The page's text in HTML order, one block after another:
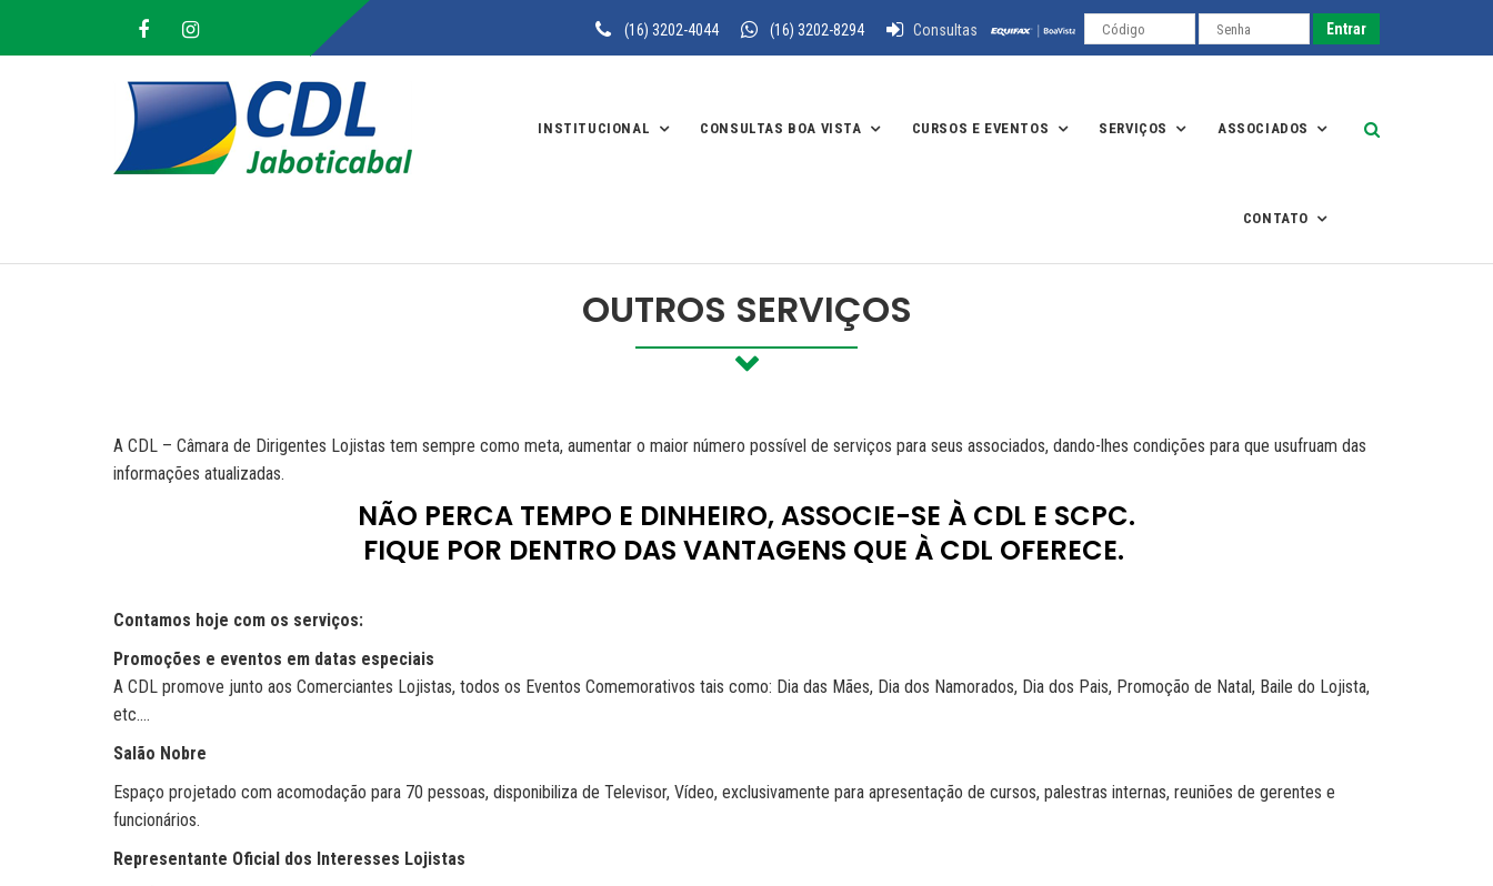
(16) 3202-4044 (16) 3202-8294 Consultas
INSTITUCIONAL CONSULTAS BOA VISTA CURSOS E EVENTOS SERVIÇOS ASSOCIADOS
CONTATO
OUTROS SERVIÇOS
A CDL – Câmara de Dirigentes Lojistas tem sempre como meta, aumentar o maior número possível de serviços para seus associados, dando-lhes condições para que usufruam das
informações atualizadas.
NÃO PERCA TEMPO E DINHEIRO, ASSOCIE-SE À CDL E SCPC.
FIQUE POR DENTRO DAS VANTAGENS QUE À CDL OFERECE.
Contamos hoje com os serviços:
Promoções e eventos em datas especiais
A CDL promove junto aos Comerciantes Lojistas, todos os Eventos Comemorativos tais como: Dia das Mães, Dia dos Namorados, Dia dos Pais, Promoção de Natal, Baile do Lojista,
etc....
Salão Nobre
Espaço projetado com acomodação para 70 pessoas, disponibiliza de Televisor, Vídeo, exclusivamente para apresentação de cursos, palestras internas, reuniões de gerentes e
funcionários.
Representante Oficial dos Interesses Lojistas